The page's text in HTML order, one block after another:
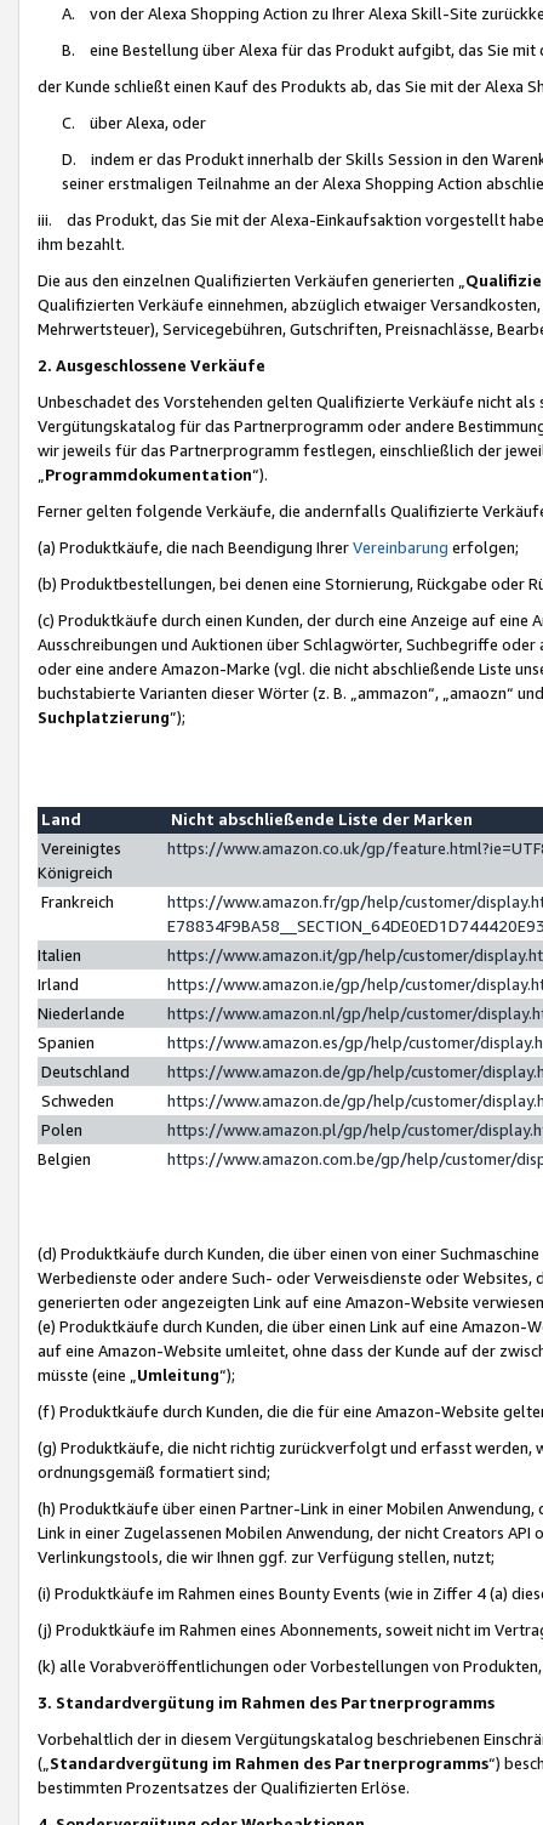
A. von der Alexa Shopping Action zu Ihrer Alexa Skill-Site
B. eine Bestellung über Alexa für das Produkt aufgibt, das Sie mit
der Kunde schließt einen Kauf des Produkts ab, das Sie mit der Alexa
C. über Alexa, oder
D. indem er das Produkt innerhalb der Skills Session in den
seiner erstmaligen Teilnahme an der Alexa Shopping Action
iii. das Produkt, das Sie mit der Alexa-Einkaufsaktion vorgestellt
ihm bezahlt.
Die aus den einzelnen Qualifizierten Verkäufen generierten „
Qualifizierten Verkäufe einnehmen, abzüglich etwaiger
Mehrwertsteuer), Servicegebühren, Gutschriften, Preisnachlässe,
2. Ausgeschlossene Verkäufe
Unbeschadet des Vorstehenden gelten Qualifizierte Verkäufe nicht
Vergütungskatalog für das Partnerprogramm oder andere
wir jeweils für das Partnerprogramm festlegen, einschließlich der
Programmdokumentation“).
Ferner gelten folgende Verkäufe, die andernfalls Qualifizierte
(a) Produktkäufe, die nach Beendigung IhrerVereinbarung erfolgen;
(b) Produktbestellungen, bei denen eine Stornierung, Rückgabe oder
(c) Produktkäufe durch einen Kunden, der durch eine Anzeige auf
Ausschreibungen und Auktionen über Schlagwörter, Suchbegriffe
oder eine andere Amazon-Marke (vgl. die nicht abschließende Liste
buchstabierte Varianten dieser Wörter (z. B. „ammazon“, „amaozn“
Suchplatzierung”);
Land
Nicht abschließende Liste der Marken
Vereinigtes
Königreich
https://www.amazon.co.uk/gp/
Frankreich
https://www.amazon.fr/gp/help/customer/
Italien
https://www.amazon.it/gp/help/customer/
Irland
https://www.amazon.ie/gp/help/customer/
Niederlande
https://www.amazon.nl/gp/help/customer/
Spanien
https://www.amazon.es/gp/help/customer/
Deutschland
https://www.amazon.de/gp/help/customer/
Schweden
https://www.amazon.de/gp/help/customer/
Polen
https://www.amazon.pl/gp/help/customer/
Belgien
https://www.amazon.com.be/gp/help/customer/
(d) Produktkäufe durch Kunden, die über einen von einer
Werbedienste oder andere Such- oder Verweisdienste oder Websites,
generierten oder angezeigten Link auf eine Amazon-Website
(e) Produktkäufe durch Kunden, die über einen Link auf eine
auf eine Amazon-Website umleitet, ohne dass der Kunde auf der
müsste (eine „ Umleitung“);
(f) Produktkäufe durch Kunden, die die für eine Amazon-Website
(g) Produktkäufe, die nicht richtig zurückverfolgt und erfasst werden,
ordnungsgemäß formatiert sind;
(h) Produktkäufe über einen Partner-Link in einer Mobilen
Link in einer Zugelassenen Mobilen Anwendung, der nicht Creators
Verlinkungstools, die wir Ihnen ggf. zur Verfügung stellen, nutzt;
(i) Produktkäufe im Rahmen eines Bounty Events (wie in Ziffer 4 (a)
(j) Produktkäufe im Rahmen eines Abonnements, soweit nicht im
(k) alle Vorabveröffentlichungen oder Vorbestellungen von
3. Standardvergütung im Rahmen des Partnerprogramms
Vorbehaltlich der in diesem Vergütungskatalog beschriebenen
(„ Standardvergütung im Rahmen des Partnerprogramms“)
bestimmten Prozentsatzes der Qualifizierten Erlöse.